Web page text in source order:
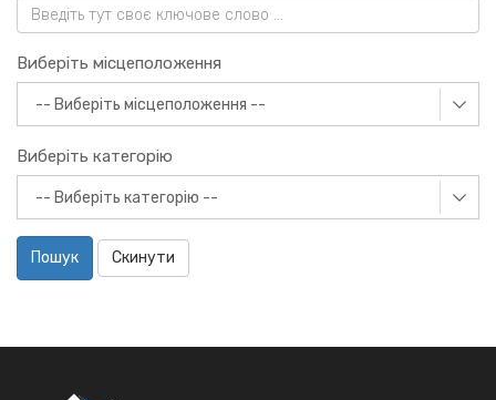
Виберіть місцеположення
Виберіть категорію
Пошук Скинути